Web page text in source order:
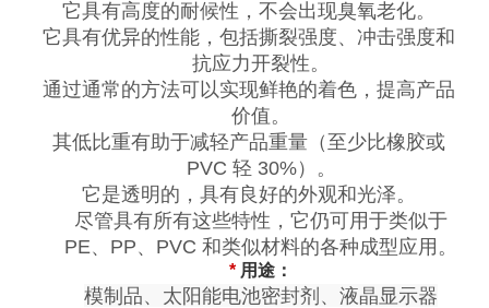
它具有高度的耐候性，不会出现臭氧老化。
它具有优异的性能，包括撕裂强度、冲击强度和
抗应力开裂性。
通过通常的方法可以实现鲜艳的着色，提高产品
价值。
其低比重有助于减轻产品重量（至少比橡胶或
PVC 轻 30%）。
它是透明的，具有良好的外观和光泽。
尽管具有所有这些特性，它仍可用于类似于
PE、PP、PVC 和类似材料的各种成型应用。
* 用途：
模制品、太阳能电池密封剂、液晶显示器